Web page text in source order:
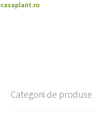
Categorii de produse